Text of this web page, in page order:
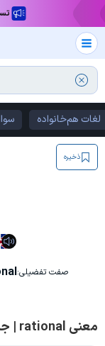
لغات هم‌خانواده
ذخیره
صفت تفضیلی:
معنی rational | جمله با rational